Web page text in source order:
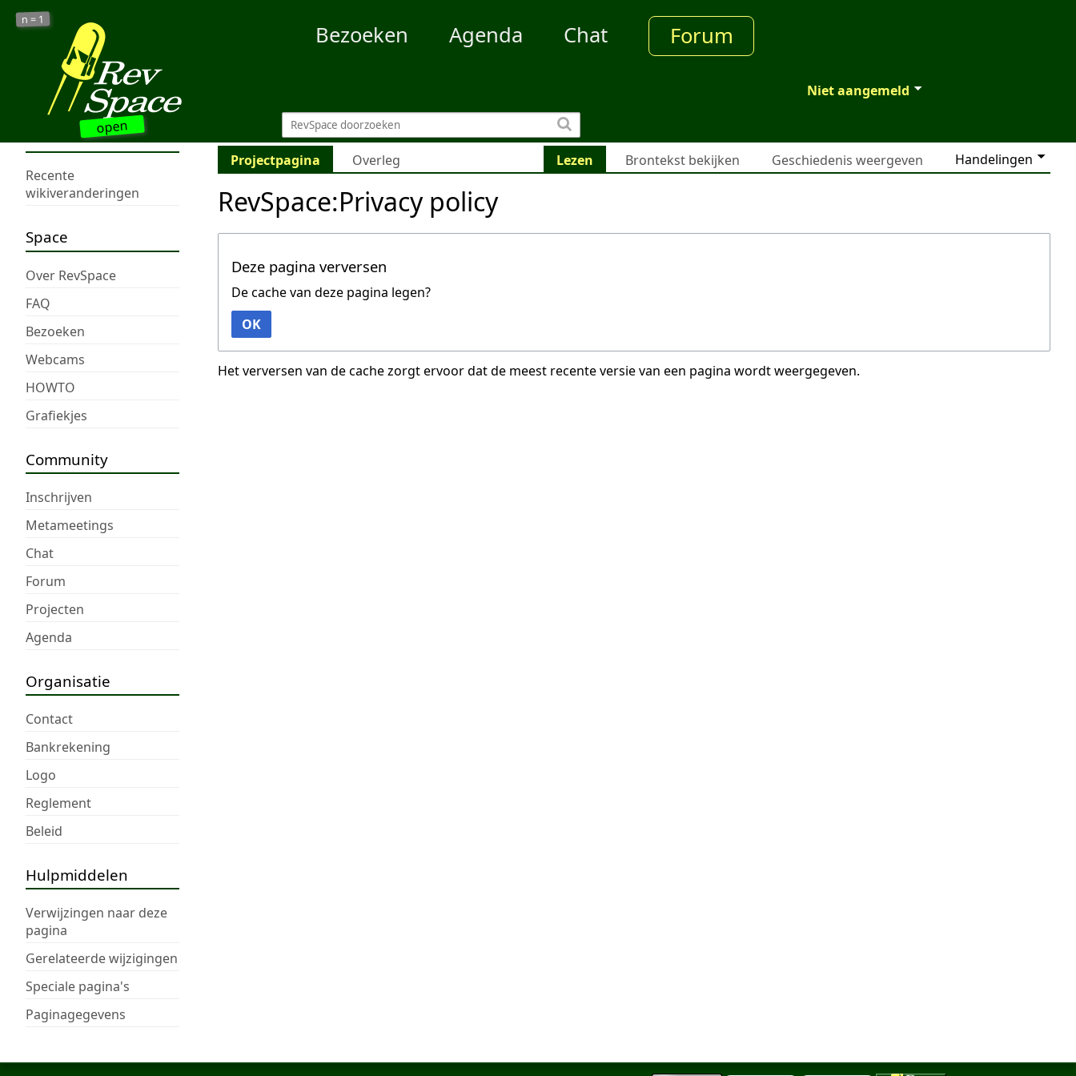
open
n = 1
Bezoeken Agenda Chat Forum
Niet aangemeld
Recente
wikiveranderingen
Space
Over RevSpace
FAQ
Bezoeken
Webcams
HOWTO
Grafiekjes
Community
Inschrijven
Metameetings
Chat
Forum
Projecten
Agenda
Organisatie
Contact
Bankrekening
Logo
Reglement
Beleid
Hulpmiddelen
Verwijzingen naar deze
pagina
Gerelateerde wijzigingen
Speciale pagina's
Paginagegevens
Projectpagina Overleg Handelingen
Lezen Brontekst bekijken Geschiedenis weergeven
RevSpace:Privacy policy
Deze pagina verversen
De cache van deze pagina legen?
OK
Het verversen van de cache zorgt ervoor dat de meest recente versie van een pagina wordt weergegeven.